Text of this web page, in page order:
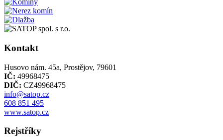
Kontakt
Husovo nám. 45a, Prostějov, 79601
IČ: 49968475
DIČ: CZ49968475
info@satop.cz
608 851 495
www.satop.cz
Rejstříky